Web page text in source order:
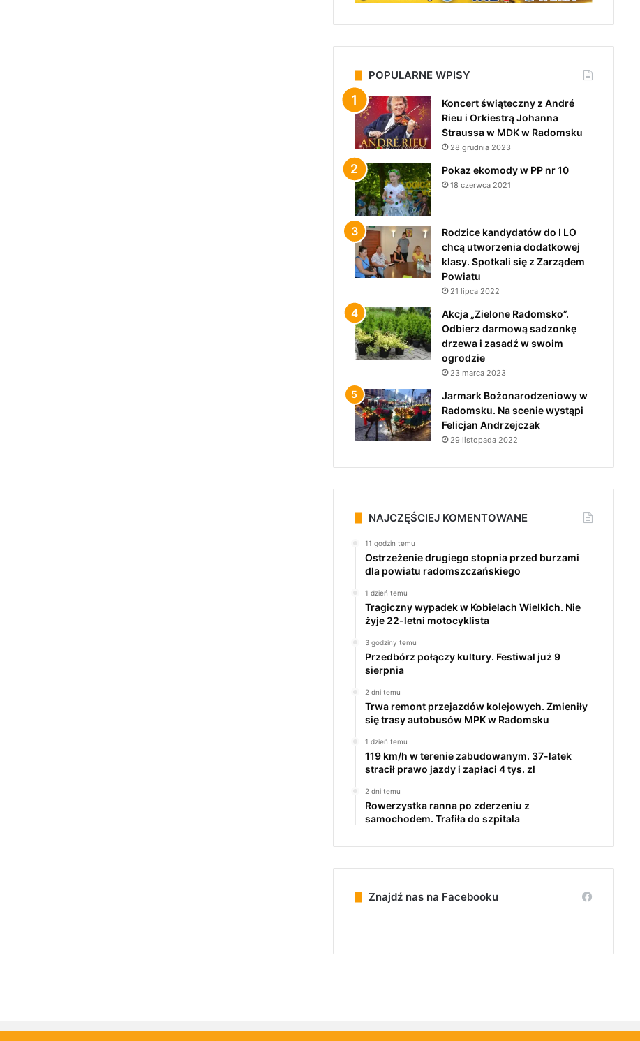
POPULARNE WPISY
Koncert świąteczny z André
Rieu i Orkiestrą Johanna
Straussa w MDK w Radomsku
28 grudnia 2023
Pokaz ekomody w PP nr 10
18 czerwca 2021
Rodzice kandydatów do I LO
chcą utworzenia dodatkowej
klasy. Spotkali się z Zarządem
Powiatu
21 lipca 2022
Akcja „Zielone Radomsko”.
Odbierz darmową sadzonkę
drzewa i zasadź w swoim
ogrodzie
23 marca 2023
Jarmark Bożonarodzeniowy w
Radomsku. Na scenie wystąpi
Felicjan Andrzejczak
29 listopada 2022
NAJCZĘŚCIEJ KOMENTOWANE
11 godzin temu
Ostrzeżenie drugiego stopnia przed burzami
dla powiatu radomszczańskiego
1 dzień temu
Tragiczny wypadek w Kobielach Wielkich. Nie
żyje 22-letni motocyklista
3 godziny temu
Przedbórz połączy kultury. Festiwal już 9
sierpnia
2 dni temu
Trwa remont przejazdów kolejowych. Zmieniły
się trasy autobusów MPK w Radomsku
1 dzień temu
119 km/h w terenie zabudowanym. 37-latek
stracił prawo jazdy i zapłaci 4 tys. zł
2 dni temu
Rowerzystka ranna po zderzeniu z
samochodem. Trafiła do szpitala
Znajdź nas na Facebooku